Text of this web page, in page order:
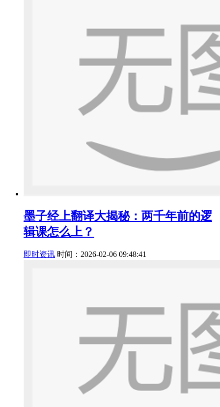
墨子经上翻译大揭秘：两千年前的逻
辑课怎么上？
即时资讯 时间：2026-02-06 09:48:41